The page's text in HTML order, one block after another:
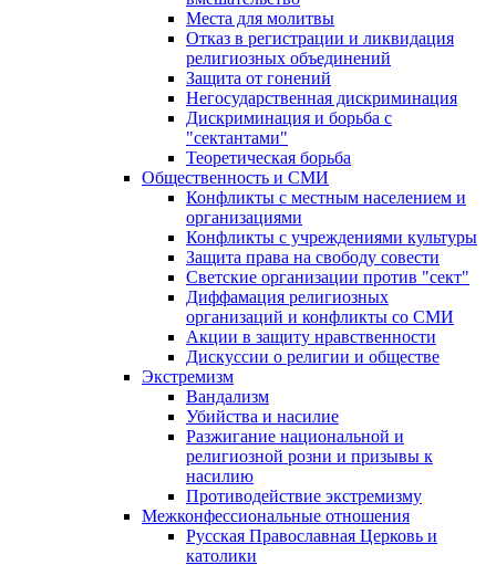
Места для молитвы
Отказ в регистрации и ликвидация
религиозных объединений
Защита от гонений
Негосударственная дискриминация
Дискриминация и борьба с
"сектантами"
Теоретическая борьба
Общественность и СМИ
Конфликты с местным населением и
организациями
Конфликты с учреждениями культуры
Защита права на свободу совести
Светские организации против "сект"
Диффамация религиозных
организаций и конфликты со СМИ
Акции в защиту нравственности
Дискуссии о религии и обществе
Экстремизм
Вандализм
Убийства и насилие
Разжигание национальной и
религиозной розни и призывы к
насилию
Противодействие экстремизму
Межконфессиональные отношения
Русская Православная Церковь и
католики